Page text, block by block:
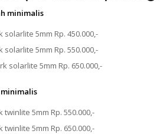
minimalis
5mm Rp. 450.000,-
5mm Rp. 550.000,-
solarlite 5mm Rp. 650.000,-
5mm Rp. 550.000,-
5mm Rp. 650.000,-